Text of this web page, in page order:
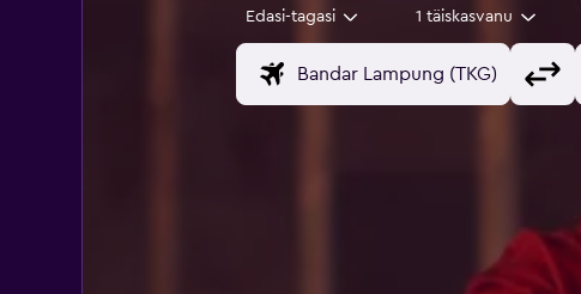
Edasi-tagasi 1 täiskasvanu